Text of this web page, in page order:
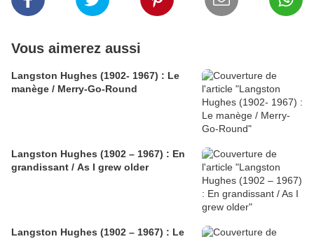
Vous aimerez aussi
Langston Hughes (1902- 1967) : Le
manège / Merry-Go-Round
Langston Hughes (1902 – 1967) : En
grandissant / As I grew older
Langston Hughes (1902 – 1967) : Le